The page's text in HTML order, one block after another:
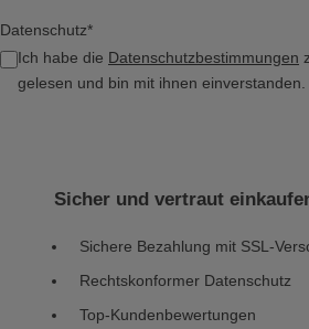
Datenschutz*
Ich habe die Datenschutzbestimmungen
gelesen und bin mit ihnen einverstanden.
Sicher und vertraut
Sichere Bezahlung mit SSL-
Rechtskonformer Datenschutz
Top-Kundenbewertungen